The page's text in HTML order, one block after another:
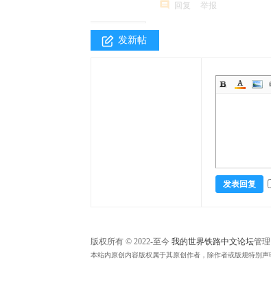
论
坛
回复 举报
发新帖
发表回复
版权所有 © 2022-至今 我的世界铁路中文论坛管
本站内原创内容版权属于其原创作者，除作者或版规特别声